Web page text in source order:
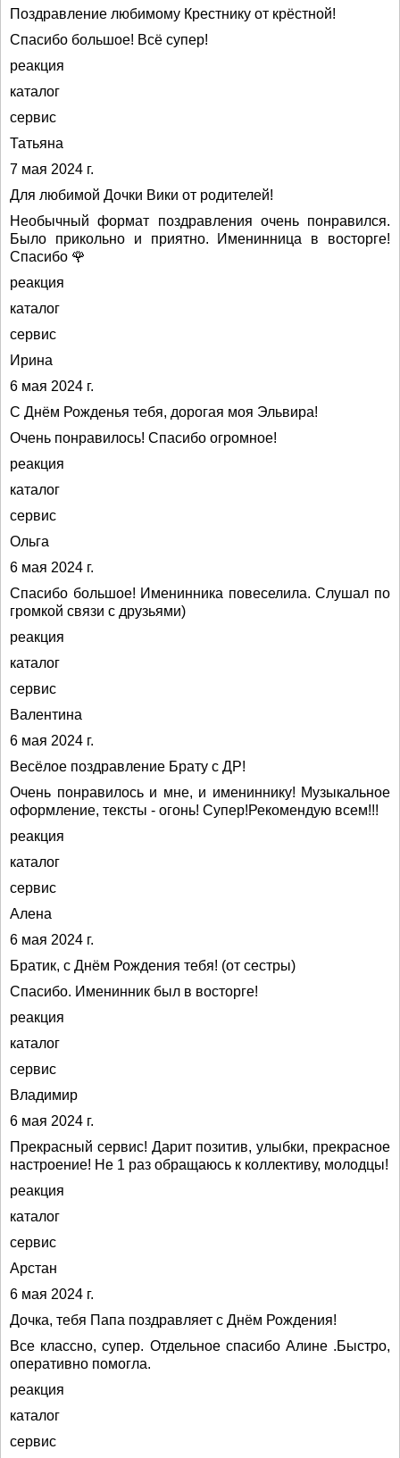
Поздравление любимому Крестнику от крёстной!
Спасибо большое! Всë супер!
реакция
каталог
сервис
Татьяна
7 мая 2024 г.
Для любимой Дочки Вики от родителей!
Необычный формат поздравления очень понравился.
Было прикольно и приятно. Именинница в восторге!
Спасибо 🌹
реакция
каталог
сервис
Ирина
6 мая 2024 г.
С Днём Рожденья тебя, дорогая моя Эльвира!
Очень понравилось! Спасибо огромное!
реакция
каталог
сервис
Ольга
6 мая 2024 г.
Спасибо большое! Именинника повеселила. Слушал по
громкой связи с друзьями)
реакция
каталог
сервис
Валентина
6 мая 2024 г.
Весёлое поздравление Брату с ДР!
Очень понравилось и мне, и имениннику! Музыкальное
оформление, тексты - огонь! Супер!Рекомендую всем!!!
реакция
каталог
сервис
Алена
6 мая 2024 г.
Братик, с Днём Рождения тебя! (от сестры)
Спасибо. Именинник был в восторге!
реакция
каталог
сервис
Владимир
6 мая 2024 г.
Прекрасный сервис! Дарит позитив, улыбки, прекрасное
настроение! Не 1 раз обращаюсь к коллективу, молодцы!
реакция
каталог
сервис
Арстан
6 мая 2024 г.
Дочка, тебя Папа поздравляет с Днём Рождения!
Все классно, супер. Отдельное спасибо Алине .Быстро,
оперативно помогла.
реакция
каталог
сервис